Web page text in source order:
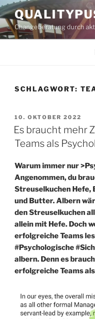
Zum
Inhalt
springenChangeberatung durch
SCHLAGWORT:
VERÖFFENTLICHT
AM
10. OKTOBER 2022
Es braucht mehr
Teams als
Warum immer nur
Angenommen, du
Streuselkuchen Hefe,
und Butter. Albern
den Streuselkuchen
allein mit Hefe. Doch
erfolgreiche Teams
#Psychologische
albern. Denn es
erfolgreiche Teams